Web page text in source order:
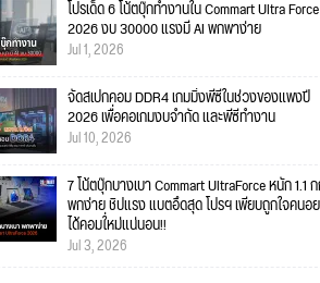
โปรเด็ด 6 โน้ตบุ๊กทำงานใน Commart Ultra Force
2026 งบ 30000 แรงมี AI พกพาง่าย
Jul 1, 2026
จัดสเปกคอม DDR4 เกมมิ่งพีซีในช่วงของแพงปี
2026 เพื่อคอเกมงบจำกัด และพีซีทำงาน
Jul 10, 2026
7 โน้ตบุ๊กบางเบา Commart UltraForce หนัก 1.1
พกง่าย ชิปแรง แบตอึดสุด โปรฯ เพียบถูกใจคนอ
ได้คอมใ่หม่แน่นอน!!
Jul 3, 2026